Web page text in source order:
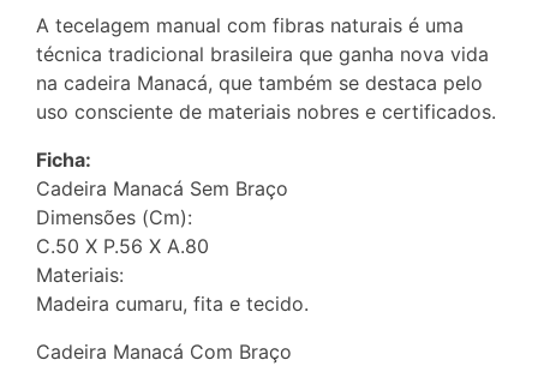
A tecelagem manual com fibras naturais é uma
técnica tradicional brasileira que ganha nova vida
na cadeira Manacá, que também se destaca pelo
uso consciente de materiais nobres e certificados.
Ficha:
Cadeira Manacá Sem Braço
Dimensões (Cm):
C.50 X P.56 X A.80
Materiais:
Madeira cumaru, fita e tecido.
Cadeira Manacá Com Braço